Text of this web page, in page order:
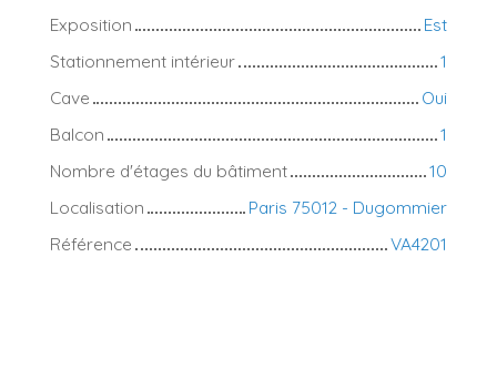
Exposition
Est
Stationnement intérieur
1
Cave
Oui
Balcon
1
Nombre d'étages du bâtiment
10
Localisation
Paris 75012 - Dugommier
Référence
VA4201